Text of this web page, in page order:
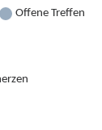
Offene Treffen